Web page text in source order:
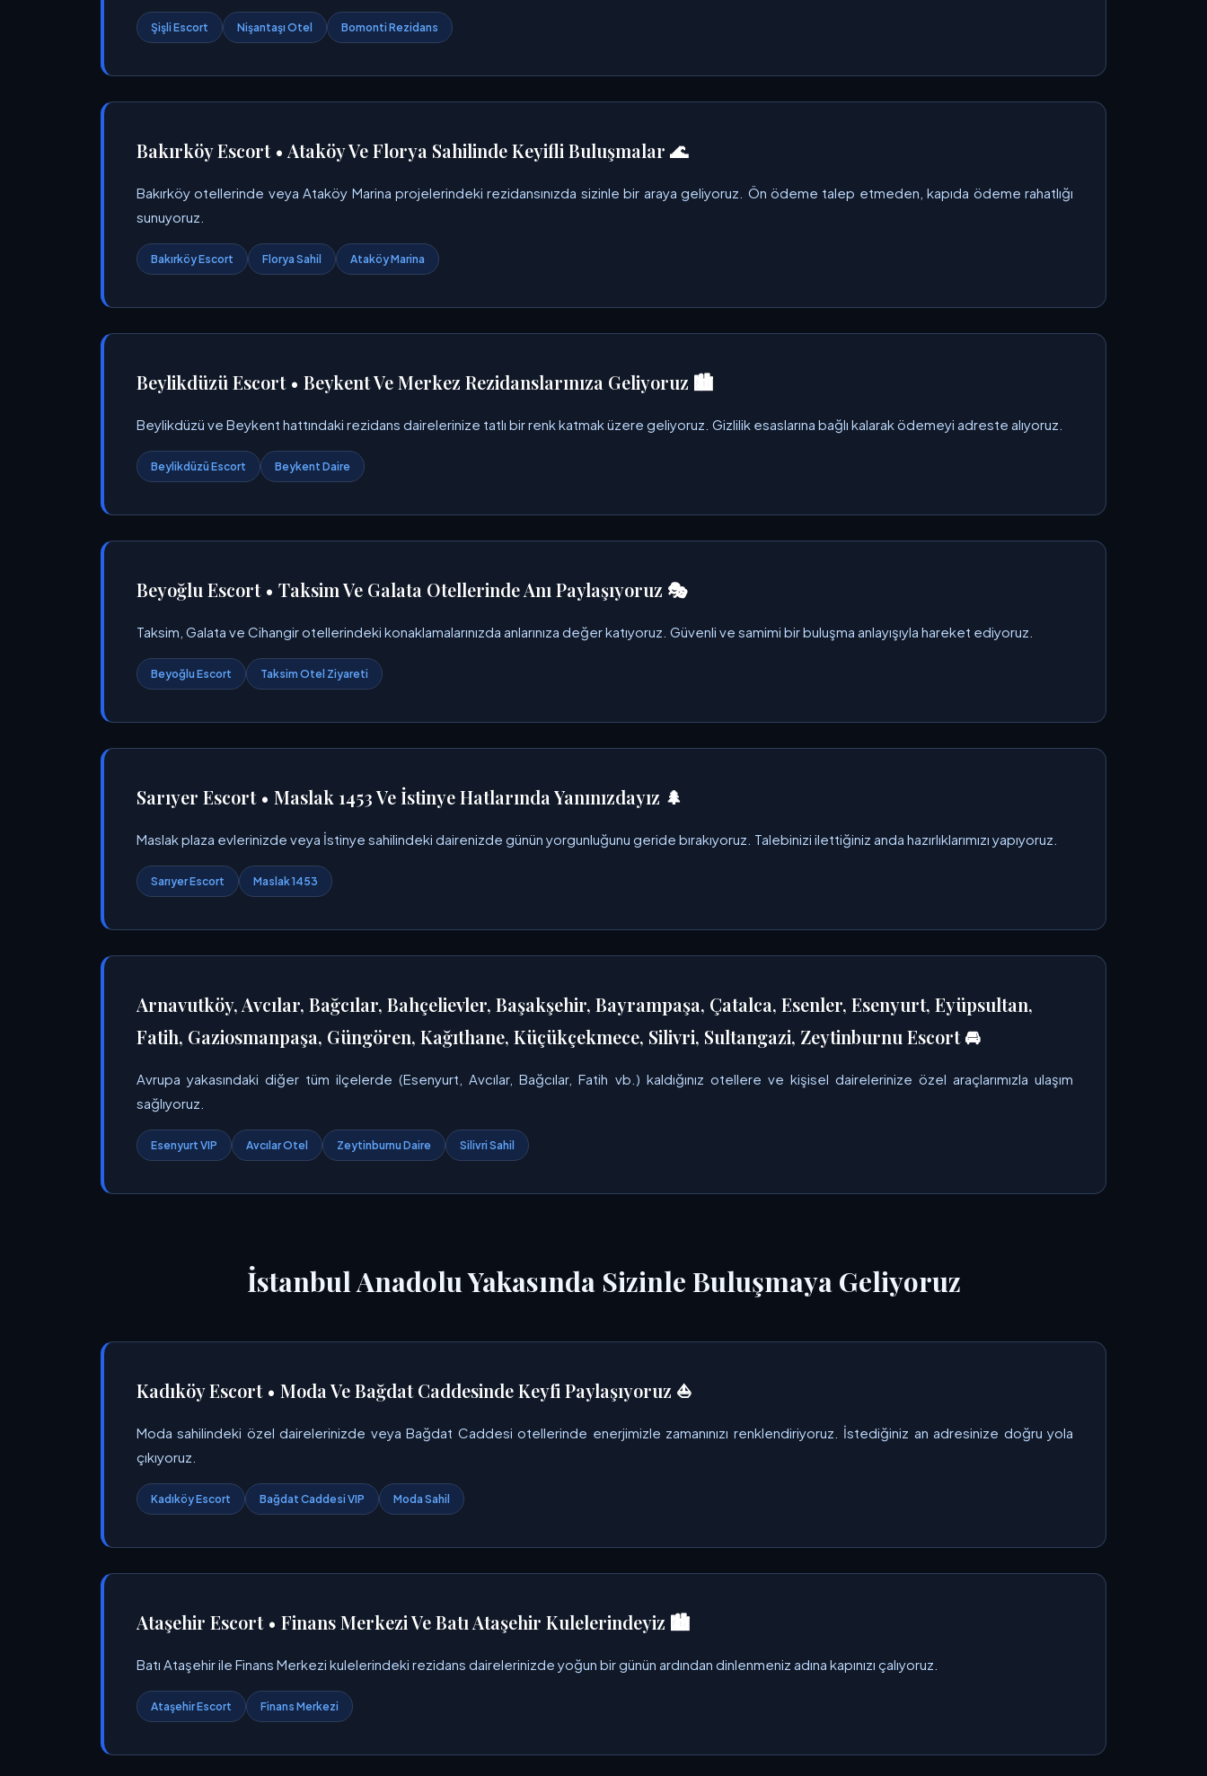
Şişli Escort Nişantaşı Otel Bomonti Rezidans
Bakırköy Escort • Ataköy Ve Florya Sahilinde Keyifli Buluşmalar 🌊
Bakırköy otellerinde veya Ataköy Marina projelerindeki rezidansınızda sizinle bir araya geliyoruz. Ön ödeme talep etmeden, kapıda ödeme rahatlığı
sunuyoruz.
Bakırköy Escort Florya Sahil Ataköy Marina
Beylikdüzü Escort • Beykent Ve Merkez Rezidanslarınıza Geliyoruz 🏙️
Beylikdüzü ve Beykent hattındaki rezidans dairelerinize tatlı bir renk katmak üzere geliyoruz. Gizlilik esaslarına bağlı kalarak ödemeyi adreste alıyoruz.
Beylikdüzü Escort Beykent Daire
Beyoğlu Escort • Taksim Ve Galata Otellerinde Anı Paylaşıyoruz 🎭
Taksim, Galata ve Cihangir otellerindeki konaklamalarınızda anlarınıza değer katıyoruz. Güvenli ve samimi bir buluşma anlayışıyla hareket ediyoruz.
Beyoğlu Escort Taksim Otel Ziyareti
Sarıyer Escort • Maslak 1453 Ve İstinye Hatlarında Yanınızdayız 🌲
Maslak plaza evlerinizde veya İstinye sahilindeki dairenizde günün yorgunluğunu geride bırakıyoruz. Talebinizi ilettiğiniz anda hazırlıklarımızı yapıyoruz.
Sarıyer Escort Maslak 1453
Arnavutköy, Avcılar, Bağcılar, Bahçelievler, Başakşehir, Bayrampaşa, Çatalca, Esenler, Esenyurt, Eyüpsultan,
Fatih, Gaziosmanpaşa, Güngören, Kağıthane, Küçükçekmece, Silivri, Sultangazi, Zeytinburnu Escort 🚘
Avrupa yakasındaki diğer tüm ilçelerde (Esenyurt, Avcılar, Bağcılar, Fatih vb.) kaldığınız otellere ve kişisel dairelerinize özel araçlarımızla ulaşım
sağlıyoruz.
Esenyurt VIP Avcılar Otel Zeytinburnu Daire Silivri Sahil
İstanbul Anadolu Yakasında Sizinle Buluşmaya Geliyoruz
Kadıköy Escort • Moda Ve Bağdat Caddesinde Keyfi Paylaşıyoruz ⛵
Moda sahilindeki özel dairelerinizde veya Bağdat Caddesi otellerinde enerjimizle zamanınızı renklendiriyoruz. İstediğiniz an adresinize doğru yola
çıkıyoruz.
Kadıköy Escort Bağdat Caddesi VIP Moda Sahil
Ataşehir Escort • Finans Merkezi Ve Batı Ataşehir Kulelerindeyiz 🏙️
Batı Ataşehir ile Finans Merkezi kulelerindeki rezidans dairelerinizde yoğun bir günün ardından dinlenmeniz adına kapınızı çalıyoruz.
Ataşehir Escort Finans Merkezi